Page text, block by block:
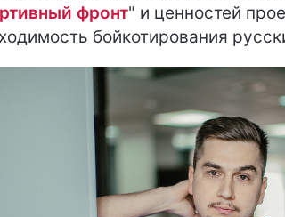
фронт" и ценностей
бойкотирования